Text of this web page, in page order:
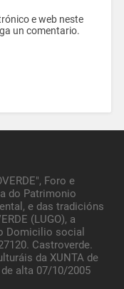
e web neste
un comentario.
Foro e
do Patrimonio
e das tradicións
(LUGO), a
Domicilio social
Castroverde.
da XUNTA de
de alta 07/10/2005